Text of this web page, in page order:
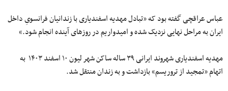
عباس عراقچی گفته بود که «تبادل مهدیه اسفندیاری با زندانیان فرانسویِ داخل
ایران به مراحل نهایی نزدیک شده و امیدواریم در روزهای آینده انجام شود.»
مهدیه اسفندیاری شهروند ایرانی ۳۹ ساله ساکن شهر لیون ۱۰ اسفند ۱۴۰۳ به
اتهام «تمجید از تروریسم» بازداشت و به زندان منتقل شد.